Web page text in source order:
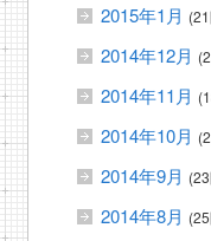
2015年1月 (21
2014年12月
2014年11月
2014年10月
2014年9月 (23
2014年8月 (25